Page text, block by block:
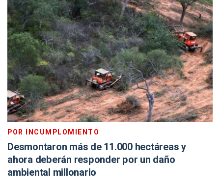
POR INCUMPLOMIENTO
Desmontaron más de 11.000 hectáreas y
ahora deberán responder por un daño
ambiental millonario